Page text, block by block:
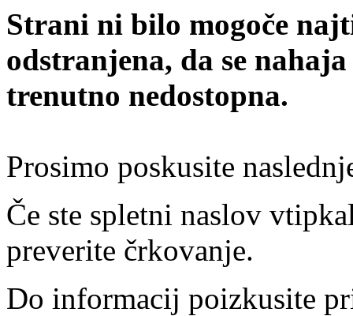
Strani ni bilo mogoče
odstranjena, da se
trenutno nedostopna.
Prosimo poskusite
Če ste spletni naslov
preverite črkovanje.
Do informacij poizkusite